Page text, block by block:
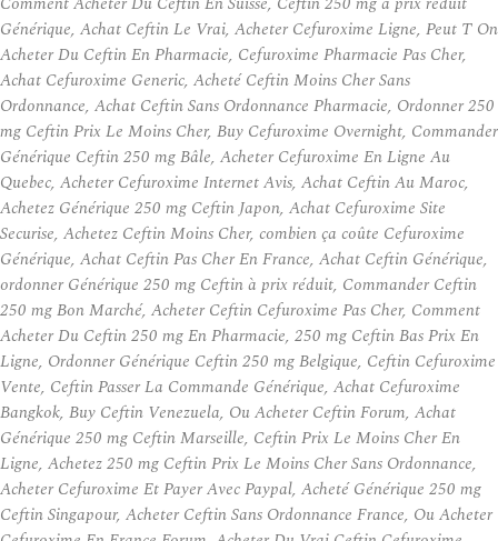
Générique, Achat Ceftin Le Vrai, Acheter Cefuroxime Ligne, Peut T On
Acheter Du Ceftin En Pharmacie, Cefuroxime Pharmacie Pas Cher,
Achat Cefuroxime Generic, Acheté Ceftin Moins Cher Sans
Ordonnance, Achat Ceftin Sans Ordonnance Pharmacie, Ordonner 250
mg Ceftin Prix Le Moins Cher, Buy Cefuroxime Overnight, Commander
Générique Ceftin 250 mg Bâle, Acheter Cefuroxime En Ligne Au
Quebec, Acheter Cefuroxime Internet Avis, Achat Ceftin Au Maroc,
Achetez Générique 250 mg Ceftin Japon, Achat Cefuroxime Site
Securise, Achetez Ceftin Moins Cher, combien ça coûte Cefuroxime
Générique, Achat Ceftin Pas Cher En France, Achat Ceftin Générique,
ordonner Générique 250 mg Ceftin à prix réduit, Commander Ceftin
250 mg Bon Marché, Acheter Ceftin Cefuroxime Pas Cher, Comment
Acheter Du Ceftin 250 mg En Pharmacie, 250 mg Ceftin Bas Prix En
Ligne, Ordonner Générique Ceftin 250 mg Belgique, Ceftin Cefuroxime
Vente, Ceftin Passer La Commande Générique, Achat Cefuroxime
Bangkok, Buy Ceftin Venezuela, Ou Acheter Ceftin Forum, Achat
Générique 250 mg Ceftin Marseille, Ceftin Prix Le Moins Cher En
Ligne, Achetez 250 mg Ceftin Prix Le Moins Cher Sans Ordonnance,
Acheter Cefuroxime Et Payer Avec Paypal, Acheté Générique 250 mg
Ceftin Singapour, Acheter Ceftin Sans Ordonnance France, Ou Acheter